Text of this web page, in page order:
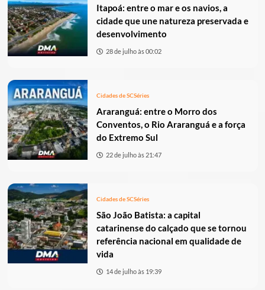
Itapoá: entre o mar e os navios, a
cidade que une natureza preservada e
desenvolvimento
28 de julho às 00:02
Cidades de SCSéries
Araranguá: entre o Morro dos
Conventos, o Rio Araranguá e a força
do Extremo Sul
22 de julho às 21:47
Cidades de SCSéries
São João Batista: a capital
catarinense do calçado que se tornou
referência nacional em qualidade de
vida
14 de julho às 19:39